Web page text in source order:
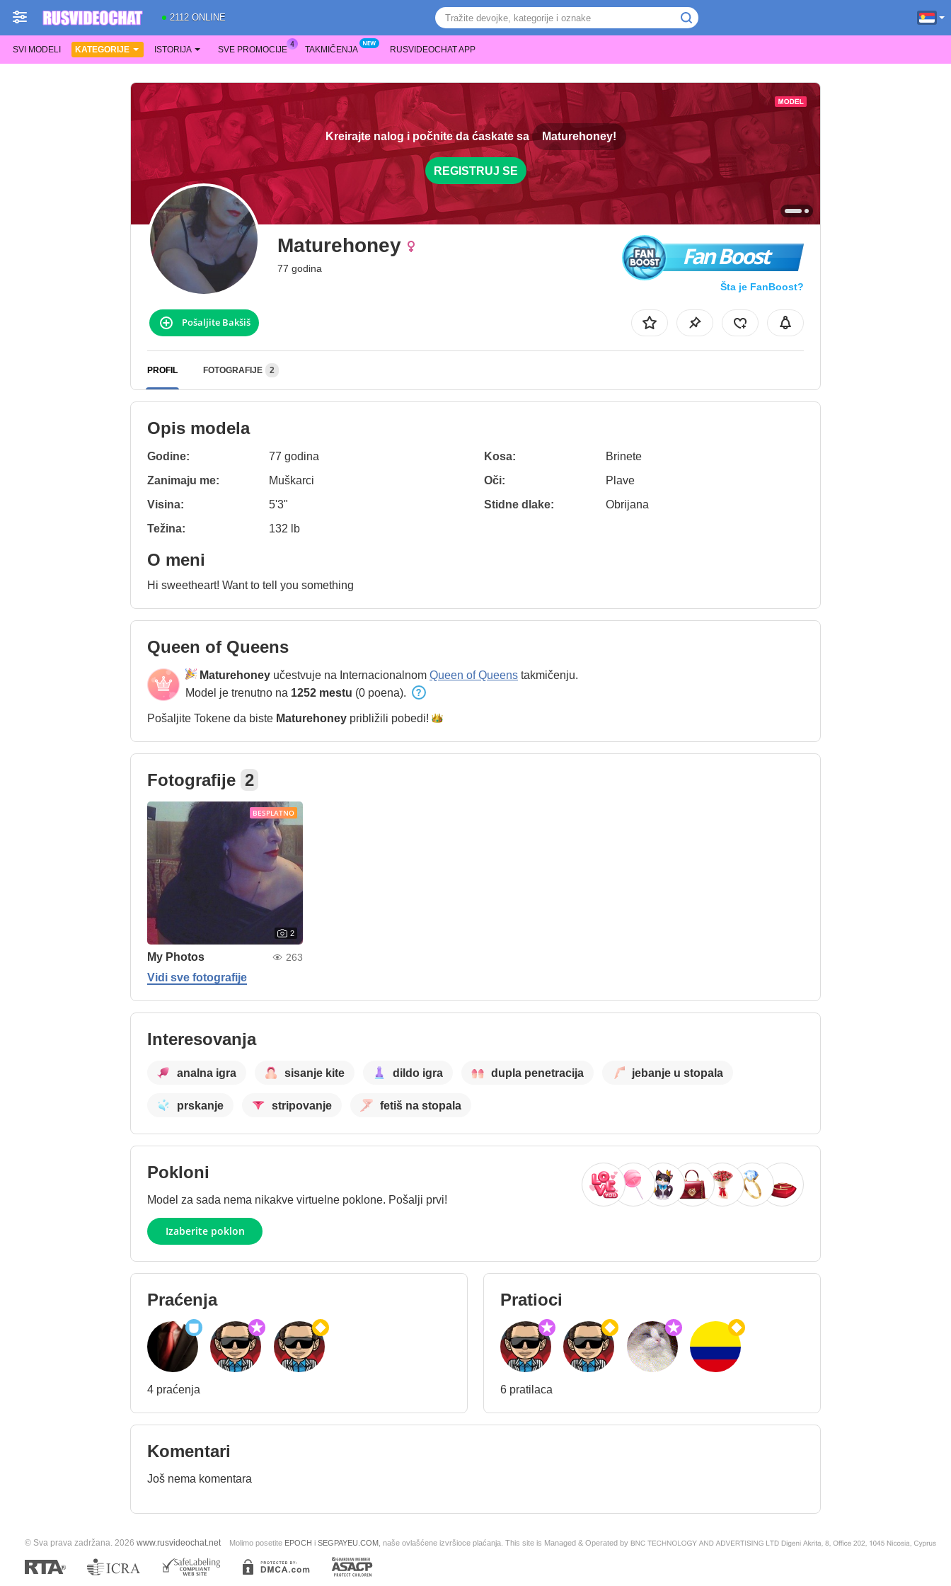
2112 ONLINE
SVI MODELI KATEGORIJE ISTORIJA SVE PROMOCIJE TAKMIČENJA RUSVIDEOCHAT APP
Kreirajte nalog i počnite da ćaskate sa Maturehoney!
REGISTRUJ SE
Maturehoney
77 godina Fan Boost
Šta je FanBoost?
Pošaljite Bakšiš
PROFIL FOTOGRAFIJE 2
Opis modela
Godine:
77 godina
Zanimaju me:
Muškarci
Visina:
5'3"
Težina:
132 lb
Kosa:
Brinete
Oči:
Plave
Stidne dlake:
Obrijana
O meni
Hi sweetheart! Want to tell you something
Queen of Queens
Maturehoney učestvuje na Internacionalnom Queen of Queens takmičenju.
Model je trenutno na 1252 mestu (0 poena).
Pošaljite Tokene da biste Maturehoney približili pobedi!
Fotografije 2
BESPLATNO
2
My Photos 263
Vidi sve fotografije
Interesovanja
analna igra sisanje kite dildo igra dupla penetracija jebanje u stopala
prskanje stripovanje fetiš na stopala
Pokloni
Model za sada nema nikakve virtuelne poklone. Pošalji prvi!
Izaberite poklon
Praćenja
4 praćenja
Pratioci
6 pratilaca
Komentari
Još nema komentara
© Sva prava zadržana. 2026 www.rusvideochat.net Molimo posetite EPOCH i SEGPAYEU.COM , naše ovlašćene izvršioce plaćanja. This site is Managed & Operated by